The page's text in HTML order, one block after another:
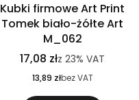
Kubki firmowe Art Print
Tomek biało-żółte Art
M_062
17,08 złz 23% VAT
13,89 złbez VAT